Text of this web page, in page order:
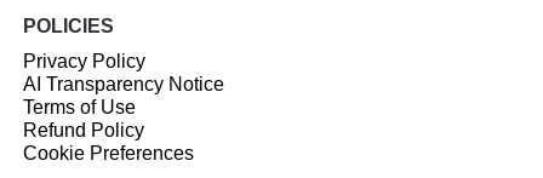
POLICIES
Privacy Policy
AI Transparency Notice
Terms of Use
Refund Policy
Cookie Preferences